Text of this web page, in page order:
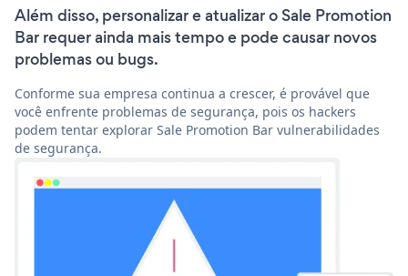
Além disso, personalizar e atualizar o Sale Promotion
Bar requer ainda mais tempo e pode causar novos
problemas ou bugs.
Conforme sua empresa continua a crescer, é provável que
você enfrente problemas de segurança, pois os hackers
podem tentar explorar Sale Promotion Bar vulnerabilidades
de segurança.